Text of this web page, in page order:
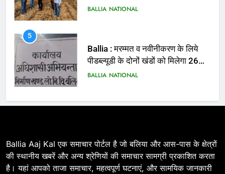
तैयारी तेज
BALLIA NATIONAL
5
Ballia : मरम्मत व नवीनीकरण के लिये
पीडब्ल्यूडी के दोनों खंडों को मिलेगा 26
करोड़
BALLIA NATIONAL
6
BALLIA NATIONAL
7
Ballia Aaj Kal एक समाचार पोर्टल है जो बलिया और आस-पास के क्षेत्रों
की स्थानीय खबरें और अन्य श्रेणियों की समाचार सामग्री प्रकाशित करता
है। यहां आपको ताजा समाचार, महत्वपूर्ण घटनाएं, और सामयिक जानकारी